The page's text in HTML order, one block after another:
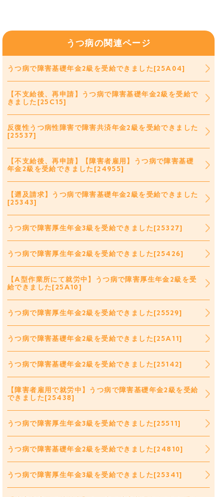
うつ病の関連ページ
うつ病で障害基礎年金2級を受給できました[25A04]
【不支給後、再申請】うつ病で障害基礎年金2級を受給で
きました[25C15]
反復性うつ病性障害で障害共済年金2級を受給できました
[25537]
【不支給後、再申請】【障害者雇用】うつ病で障害基礎
年金2級を受給できました[24955]
【遡及請求】うつ病で障害基礎年金2級を受給できました
[25343]
うつ病で障害厚生年金3級を受給できました[25327]
うつ病で障害厚生年金2級を受給できました[25426]
【A型作業所にて就労中】うつ病で障害厚生年金2級を受
給できました[25A10]
うつ病で障害厚生年金2級を受給できました[25529]
うつ病で障害基礎年金2級を受給できました[25A11]
うつ病で障害基礎年金2級を受給できました[25142]
【障害者雇用で就労中】うつ病で障害基礎年金2級を受給
できました[25438]
うつ病で障害厚生年金3級を受給できました[25511]
うつ病で障害基礎年金2級を受給できました[24810]
うつ病で障害厚生年金3級を受給できました[25341]